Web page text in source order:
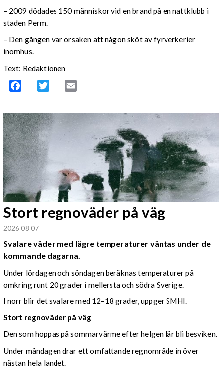
– 2009 dödades 150 människor vid en brand på en nattklubb i
staden Perm.
– Den gången var orsaken att någon sköt av fyrverkerier
inomhus.
Text: Redaktionen
Facebook Twitter
Stort regnoväder på väg
2026 08 07
Svalare väder med lägre temperaturer väntas under de
kommande dagarna.
Under lördagen och söndagen beräknas temperaturer på
omkring runt 20 grader i mellersta och södra Sverige.
I norr blir det svalare med 12–18 grader, uppger SMHI.
Stort regnoväder på väg
Den som hoppas på sommarvärme efter helgen lär bli besviken.
Under måndagen drar ett omfattande regnområde in över
nästan hela landet.